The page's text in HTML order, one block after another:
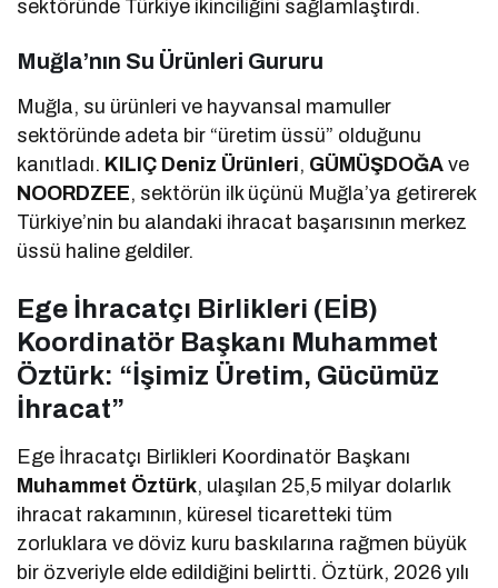
sektöründe Türkiye ikinciliğini sağlamlaştırdı.
Muğla’nın Su Ürünleri Gururu
Muğla, su ürünleri ve hayvansal mamuller
sektöründe adeta bir “üretim üssü” olduğunu
kanıtladı. KILIÇ Deniz Ürünleri, GÜMÜŞDOĞA ve
NOORDZEE, sektörün ilk üçünü Muğla’ya getirerek
Türkiye’nin bu alandaki ihracat başarısının merkez
üssü haline geldiler.
Ege İhracatçı Birlikleri (EİB)
Koordinatör Başkanı Muhammet
Öztürk: “İşimiz Üretim, Gücümüz
İhracat”
Ege İhracatçı Birlikleri Koordinatör Başkanı
Muhammet Öztürk, ulaşılan 25,5 milyar dolarlık
ihracat rakamının, küresel ticaretteki tüm
zorluklara ve döviz kuru baskılarına rağmen büyük
bir özveriyle elde edildiğini belirtti. Öztürk, 2026 yılı